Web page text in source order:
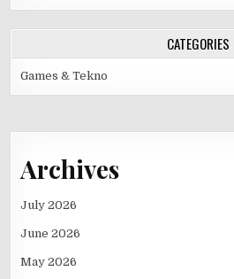
CATEGORIES
Games & Tekno
Archives
July 2026
June 2026
May 2026